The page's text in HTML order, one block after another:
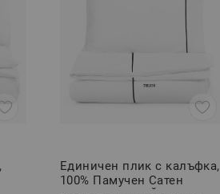
Единичен плик с калъфка,
100% Памучен Сатен